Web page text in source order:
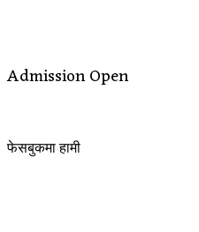
Admission Open
फेसबुकमा हामी